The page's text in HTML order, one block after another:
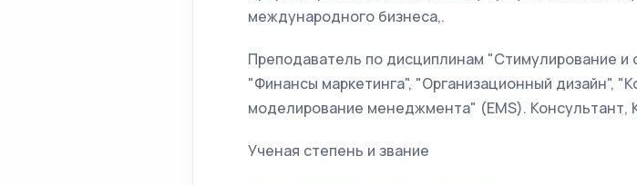
международного бизнеса,.
Преподаватель по дисциплинам "Стимулирование и
"Финансы маркетинга", "Организационный дизайн",
моделирование менеджмента" (EMS).
Ученая степень и звание